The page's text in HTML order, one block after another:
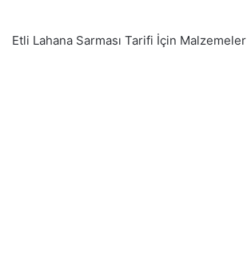
Etli Lahana Sarması Tarifi İçin Malzemeler